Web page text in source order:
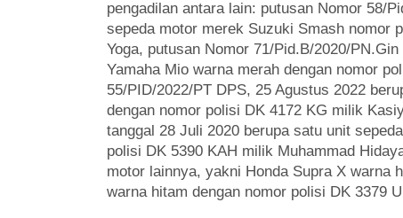
pengadilan antara lain: putusan Nomor 58/
sepeda motor merek Suzuki Smash nomor
Yoga, putusan Nomor 71/Pid.B/2020/
Yamaha Mio warna merah dengan nomor
55/PID/2022/PT DPS, 25 Agustus 2022
dengan nomor polisi DK 4172 KG milik
tanggal 28 Juli 2020 berupa satu unit
polisi DK 5390 KAH milik Muhammad
motor lainnya, yakni Honda Supra X warna
warna hitam dengan nomor polisi DK 3379